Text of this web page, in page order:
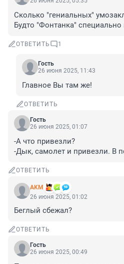
Сколько "гениальных"
Будто "Фонтанка" специально
ОТВЕТИТЬ 1
Гость
26 июня 2025, 11:43
Главное Вы там же!
ОТВЕТИТЬ
Гость
26 июня 2025, 01:07
-А что привезли?
-Дык, самолет и привезли. В
ОТВЕТИТЬ
AKM
26 июня 2025, 01:02
Беглый сбежал?
ОТВЕТИТЬ
Гость
26 июня 2025, 00:49